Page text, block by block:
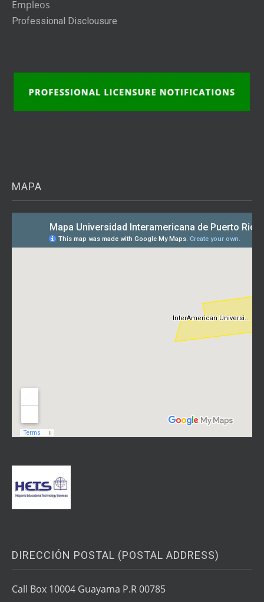
Empleos
Professional Disclousure
MAPA
DIRECCIÓN POSTAL (POSTAL ADDRESS)
Call Box 10004 Guayama P.R 00785